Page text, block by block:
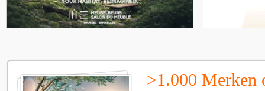
>1.000 Merken